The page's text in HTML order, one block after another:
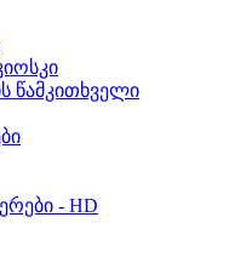
წამკითხველი
- HD